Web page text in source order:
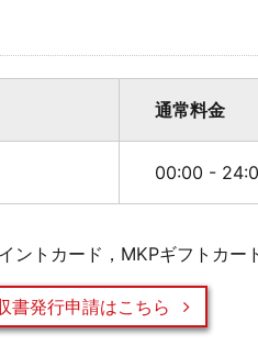
通常料金
00:00 -
ントカード，MKPギフトカー
書発行申請はこちら